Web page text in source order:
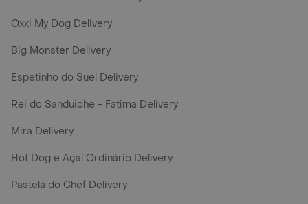
Oxxi My Dog Delivery
Big Monster Delivery
Espetinho do Suel Delivery
Rei do Sanduiche - Fatima Delivery
Mira Delivery
Hot Dog e Açaí Ordinário Delivery
Pastela do Chef Delivery